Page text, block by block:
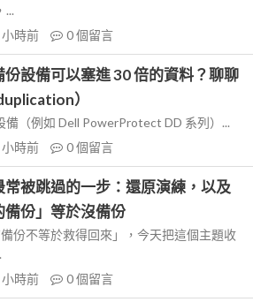
...
小時前 0個留言
設備可以塞進 30 倍的資料？聊聊
）
備（例如 Dell PowerProtect DD 系列）...
小時前 0個留言
被跳過的一步：還原演練，以及
份」等於沒備份
份不等於救得回來」，今天把這個主題收
小時前 0個留言